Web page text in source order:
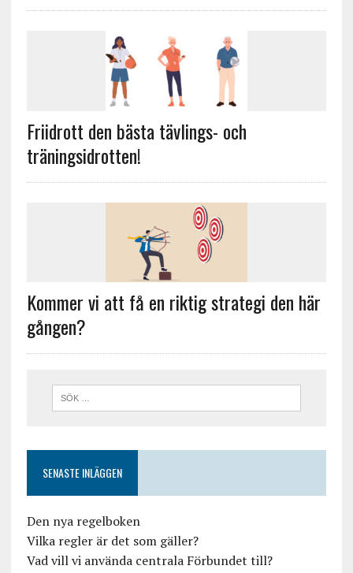
Friidrott den bästa tävlings- och
träningsidrotten!
Kommer vi att få en riktig strategi den här
gången?
SENASTE INLÄGGEN
Den nya regelboken
Vilka regler är det som gäller?
Vad vill vi använda centrala Förbundet till?